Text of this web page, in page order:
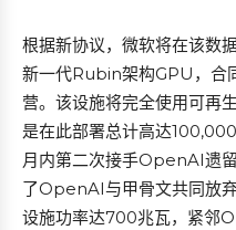
根据新协议，微软将在该数
新一代Rubin架构GPU，合
营。该设施将完全使用可再
是在此部署总计高达
月内第二次接手OpenAI遗
了OpenAI与甲骨文共同放
设施功率达700兆瓦，紧邻